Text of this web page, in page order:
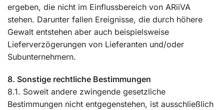
ergeben, die nicht im Einflussbereich von ARiiVA
stehen. Darunter fallen Ereignisse, die durch höhere
Gewalt entstehen aber auch beispielsweise
Lieferverzögerungen von Lieferanten und/oder
Subunternehmern.
8. Sonstige rechtliche Bestimmungen
8.1. Soweit andere zwingende gesetzliche
Bestimmungen nicht entgegenstehen, ist ausschließlich